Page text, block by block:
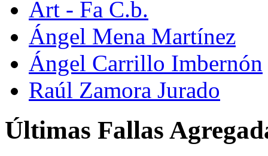
Art - Fa C.b.
Ángel Mena Martínez
Ángel Carrillo Imbernón
Raúl Zamora Jurado
Últimas Fallas